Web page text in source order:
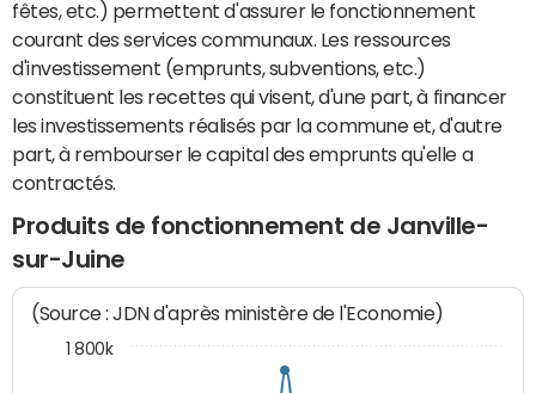
fêtes, etc.) permettent d'assurer le fonctionnement
courant des services communaux. Les ressources
d'investissement (emprunts, subventions, etc.)
constituent les recettes qui visent, d'une part, à financer
les investissements réalisés par la commune et, d'autre
part, à rembourser le capital des emprunts qu'elle a
contractés.
Produits de fonctionnement de Janville-
sur-Juine
(Source : JDN d'après ministère de l'Economie)
1 800k